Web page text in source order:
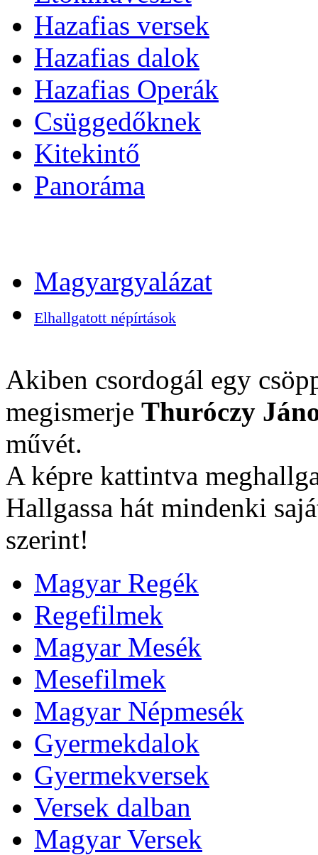
Hazafias versek
Hazafias dalok
Hazafias Operák
Csüggedőknek
Kitekintő
Panoráma
Magyargyalázat
Elhallgatott népírtások
Akiben csordogál egy
megismerje Thuróczy
művét.
A képre kattintva
Hallgassa hát mindenki
szerint!
Magyar Regék
Regefilmek
Magyar Mesék
Mesefilmek
Magyar Népmesék
Gyermekdalok
Gyermekversek
Versek dalban
Magyar Versek